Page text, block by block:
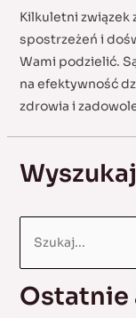
Kilkuletni związek
spostrzeżeń i
Wami podzielić.
na efektywność
zdrowia i
Wyszukaj
rOstatnie